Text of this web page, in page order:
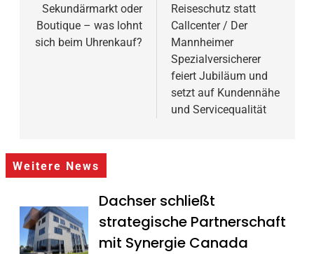
Sekundärmarkt oder
Boutique – was lohnt
sich beim Uhrenkauf?
Reiseschutz statt
Callcenter / Der
Mannheimer
Spezialversicherer
feiert Jubiläum und
setzt auf Kundennähe
und Servicequalität
Weitere News
Dachser schließt
strategische Partnerschaft
mit Synergie Canada